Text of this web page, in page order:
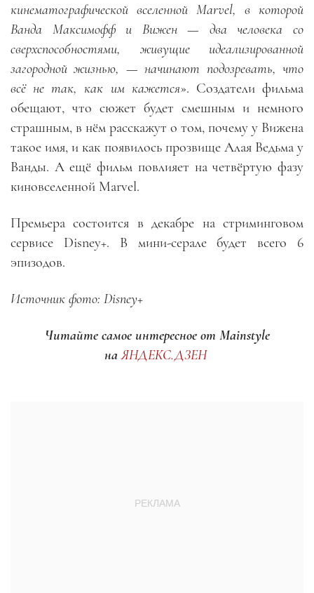
кинематографической вселенной Marvel, в которой
Ванда Максимофф и Вижен — два человека со
сверхспособностями, живущие идеализированной
загородной жизнью, — начинают подозревать, что
всё не так, как им кажется». Создатели фильма
обещают, что сюжет будет смешным и немного
страшным, в нём расскажут о том, почему у Вижена
такое имя, и как появилось прозвище Алая Ведьма у
Ванды. А ещё фильм повлияет на четвёртую фазу
киновселенной Marvel.
Премьера состоится в декабре на стриминговом
сервисе Disney+. В мини-серале будет всего 6
эпизодов.
Источник фото: Disney+
Читайте самое интересное от Mainstyle
наЯНДЕКС.ДЗЕН